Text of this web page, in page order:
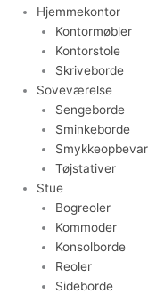
Hjemmekontor
Kontormøbler
Kontorstole
Skriveborde
Soveværelse
Sengeborde
Sminkeborde
Tøjstativer
Stue
Bogreoler
Kommoder
Konsolborde
Reoler
Sideborde